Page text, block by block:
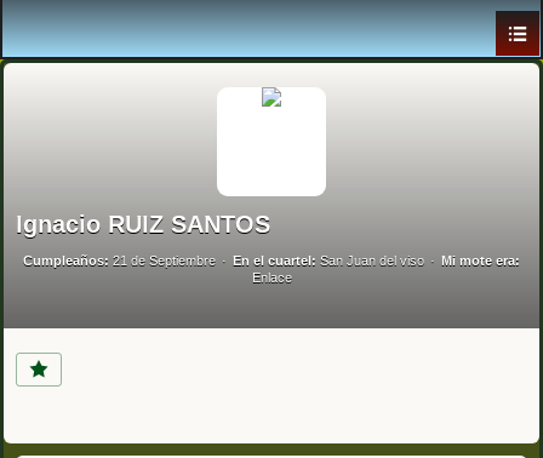
Ignacio RUIZ SANTOS
Cumpleaños: 21 de Septiembre En el cuartel: San Juan del viso
Mi mote era:
Enlace